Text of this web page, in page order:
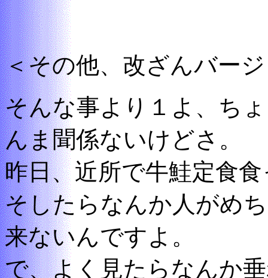
＜その他、改ざんバー
そんな事より１よ、ち
んま聞係ないけどさ。
昨日、近所で牛鮭定食
そしたらなんか人がめ
来ないんですよ。
で、よく見たらなんか